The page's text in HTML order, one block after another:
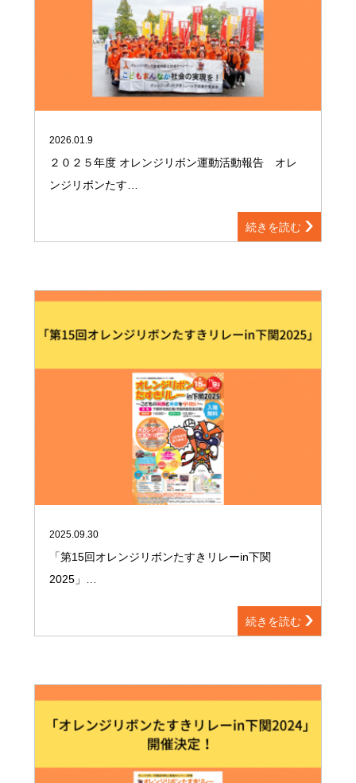
2026.01.9
２０２５年度 オレンジリボン運動活動報告 オレ
ンジリボンたす…
続きを読む
2025.09.30
「第15回オレンジリボンたすきリレーin下関
2025」…
続きを読む